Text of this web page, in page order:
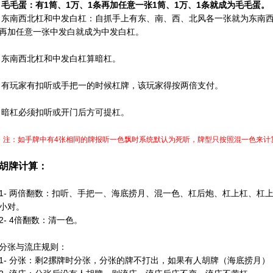
毛蛋：有1筒、1万、1条再加任意一张1筒、1万、1条就成为毛毛蛋。
南西北杠和中发白杠：自抓手上有东、南、西、北风各一张就为东南
加任意一张中发白就成为中发白杠。
南西北杠和中发白杠算暗杠。
玩家有扣听或手把一的时候杠牌，该玩家得按两倍支付。
杠必须扣听或开门后方可提杠。
注：如手牌中有4张相同的牌报听一色飘时系统默认为死听，牌型只按照混一色来计
牌计算：
两倍翻数：扣听、手把一、海底捞月、混一色、 杠后炮 杠上杠
杠
对。
4倍翻数：清一色。
张与流庄规则：
分张：剩2摞牌时分张，分张的牌不打出，如果有人胡牌（海底捞月